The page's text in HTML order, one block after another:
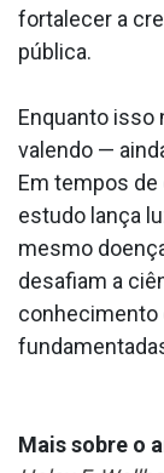
fortalecer a
pública.
Enquanto isso
valendo —
Em tempos
estudo lança
mesmo
desafiam a
conhecimento
Mais sobre o